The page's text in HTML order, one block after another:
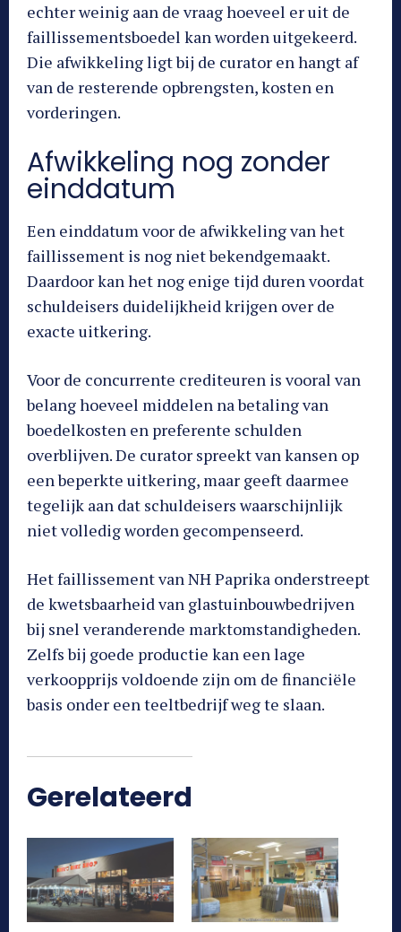
echter weinig aan de vraag hoeveel er uit de
faillissementsboedel kan worden uitgekeerd.
Die afwikkeling ligt bij de curator en hangt af
van de resterende opbrengsten, kosten en
vorderingen.
Afwikkeling nog zonder
einddatum
Een einddatum voor de afwikkeling van het
faillissement is nog niet bekendgemaakt.
Daardoor kan het nog enige tijd duren voordat
schuldeisers duidelijkheid krijgen over de
exacte uitkering.
Voor de concurrente crediteuren is vooral van
belang hoeveel middelen na betaling van
boedelkosten en preferente schulden
overblijven. De curator spreekt van kansen op
een beperkte uitkering, maar geeft daarmee
tegelijk aan dat schuldeisers waarschijnlijk
niet volledig worden gecompenseerd.
Het faillissement van NH Paprika onderstreept
de kwetsbaarheid van glastuinbouwbedrijven
bij snel veranderende marktomstandigheden.
Zelfs bij goede productie kan een lage
verkoopprijs voldoende zijn om de financiële
basis onder een teeltbedrijf weg te slaan.
Gerelateerd